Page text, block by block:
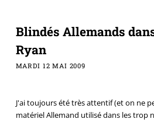
Blindés Allemands
Ryan
MARDI 12 MAI 2009
J'ai toujours été très attentif (et on ne
matériel Allemand utilisé dans les trop